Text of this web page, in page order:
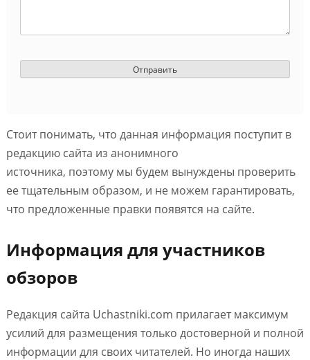
Стоит понимать, что данная информация поступит в
редакцию сайта из анонимного
источника, поэтому мы будем вынуждены проверить
ее тщательным образом, и не можем гарантировать,
что предложенные правки появятся на сайте.
Информация для участников
обзоров
Редакция сайта Uchastniki.com прилагает максимум
усилий для размещения только достоверной и полной
информации для своих читателей. Но иногда наших